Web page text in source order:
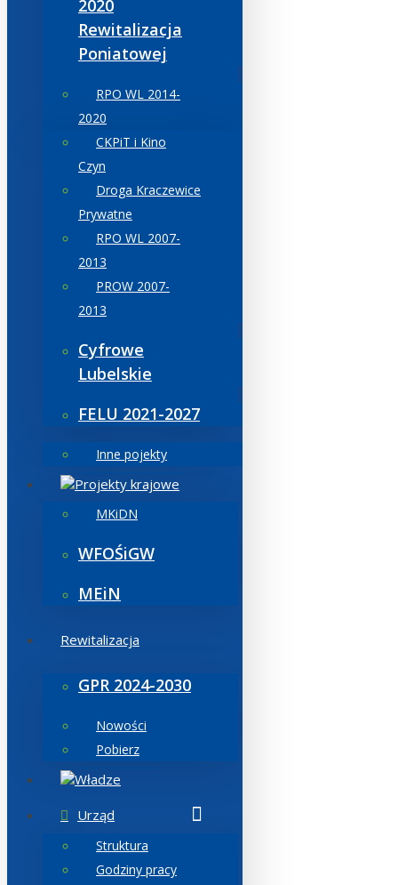
2020
Rewitalizacja
Poniatowej
RPO WL 2014-
2020
CKPiT i Kino
Czyn
Droga Kraczewice
Prywatne
RPO WL 2007-
2013
PROW 2007-
2013
Cyfrowe
Lubelskie
FELU 2021-2027
Inne pojekty
Projekty krajowe
MKiDN
WFOŚiGW
MEiN
Rewitalizacja
GPR 2024-2030
Nowości
Pobierz
Władze
Urząd
Struktura
Godziny pracy